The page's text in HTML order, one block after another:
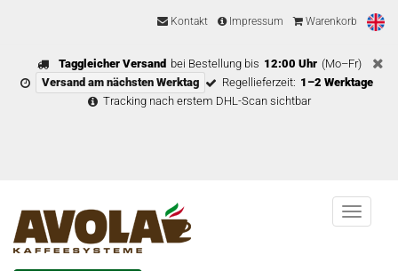
Kontakt Impressum Warenkorb
Taggleicher Versand bei Bestellung bis 12:00 Uhr (Mo–Fr)
Versand am nächsten Werktag
Regellieferzeit: 1–2 Werktage
Tracking nach erstem DHL-Scan sichtbar
Menu